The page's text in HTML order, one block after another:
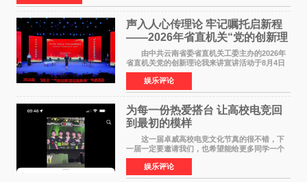
声入人心传理论 牢记嘱托启新程
——2026年省直机关“党的创新理
论我来讲”宣讲活动圆满落幕
由中共云南省委省直机关工委主办的2026年
省直机关党的创新理论我来讲宣讲活动于8月4日
至5日在昆明举办。活动以 "牢记嘱托 感恩奋进
开创云南发展新局面 "为主题，坚持以新时代中国
特色社会主义
娱乐评论
为每一份热爱搭台 让高校电竞回
到最初的模样
这一届卓威高校电竞文化节真的很不错，下
一届一定要邀请我们，也希望能给更多同学一个
来到现场的机会。 2026卓威高校电竞文化节
已经落下帷幕，在活动结束后，仍有不少高校电
竞社负责人和现
娱乐评论